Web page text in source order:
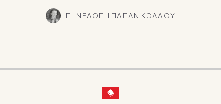
ΠΗΝΕΛΟΠΗ ΠΑΠΑΝΙΚΟΛΑΟΥ